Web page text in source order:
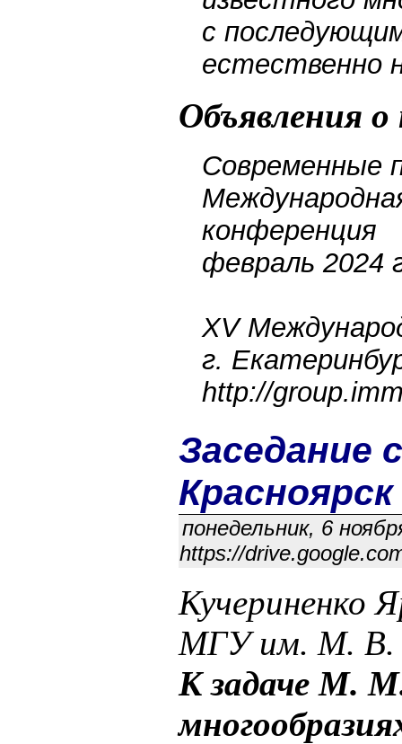
с
естественно
Объявления о
Современные
конференция
февраль 2024
XV
г.
http://
Заседание
Красноярск
понедельник, 6
https://
Кучериненко
МГУ им. М. В.
К задаче М.